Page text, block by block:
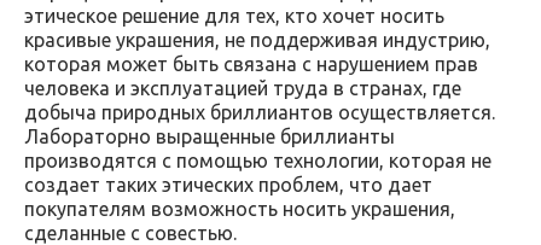
этическое решение для тех, кто хочет носить
красивые украшения, не поддерживая индустрию,
которая может быть связана с нарушением прав
человека и эксплуатацией труда в странах, где
добыча природных бриллиантов осуществляется.
Лабораторно выращенные бриллианты
производятся с помощью технологии, которая не
создает таких этических проблем, что дает
покупателям возможность носить украшения,
сделанные с совестью.